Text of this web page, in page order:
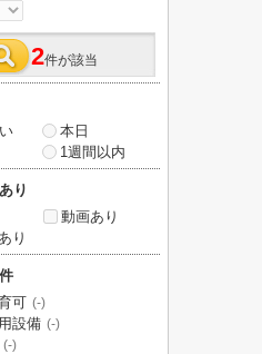
2件が該当
本日
1週間以内
り
動画あり
り
可 (-)
設備 (-)
(-)